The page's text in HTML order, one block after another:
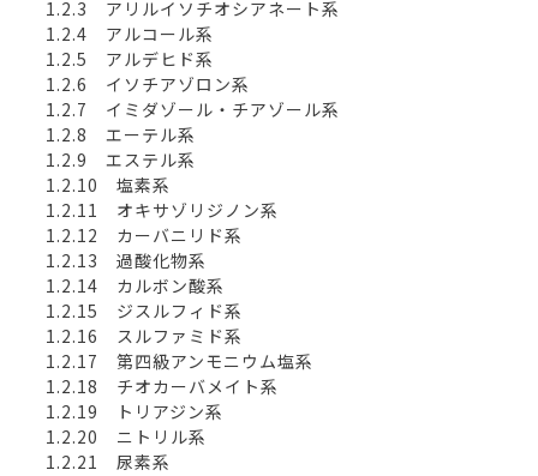
1.2.3 アリルイソチオシアネート系
1.2.4 アルコール系
1.2.5 アルデヒド系
1.2.6 イソチアゾロン系
1.2.7 イミダゾール・チアゾール系
1.2.8 エーテル系
1.2.9 エステル系
1.2.10 塩素系
1.2.11 オキサゾリジノン系
1.2.12 カーバニリド系
1.2.13 過酸化物系
1.2.14 カルボン酸系
1.2.15 ジスルフィド系
1.2.16 スルファミド系
1.2.17 第四級アンモニウム塩系
1.2.18 チオカーバメイト系
1.2.19 トリアジン系
1.2.20 ニトリル系
1.2.21 尿素系